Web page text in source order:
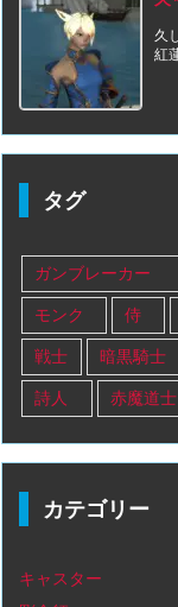
久
紅
タグ
ガンブレーカー
モンク 侍
戦士 暗黒騎士
詩人 赤魔道士
カテゴリー
キャスター